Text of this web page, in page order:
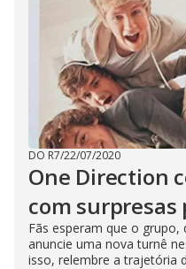
DO R7/22/07/2020
One Direction
com surpresas
Fãs esperam que o grupo,
anuncie uma nova turnê
isso, relembre a trajetória